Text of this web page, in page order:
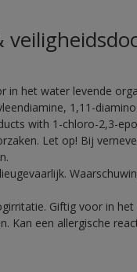
in het water levende
1,11-
with 1-chloro-2,3-
Let op! Bij
Giftig voor in
Kan een allergische